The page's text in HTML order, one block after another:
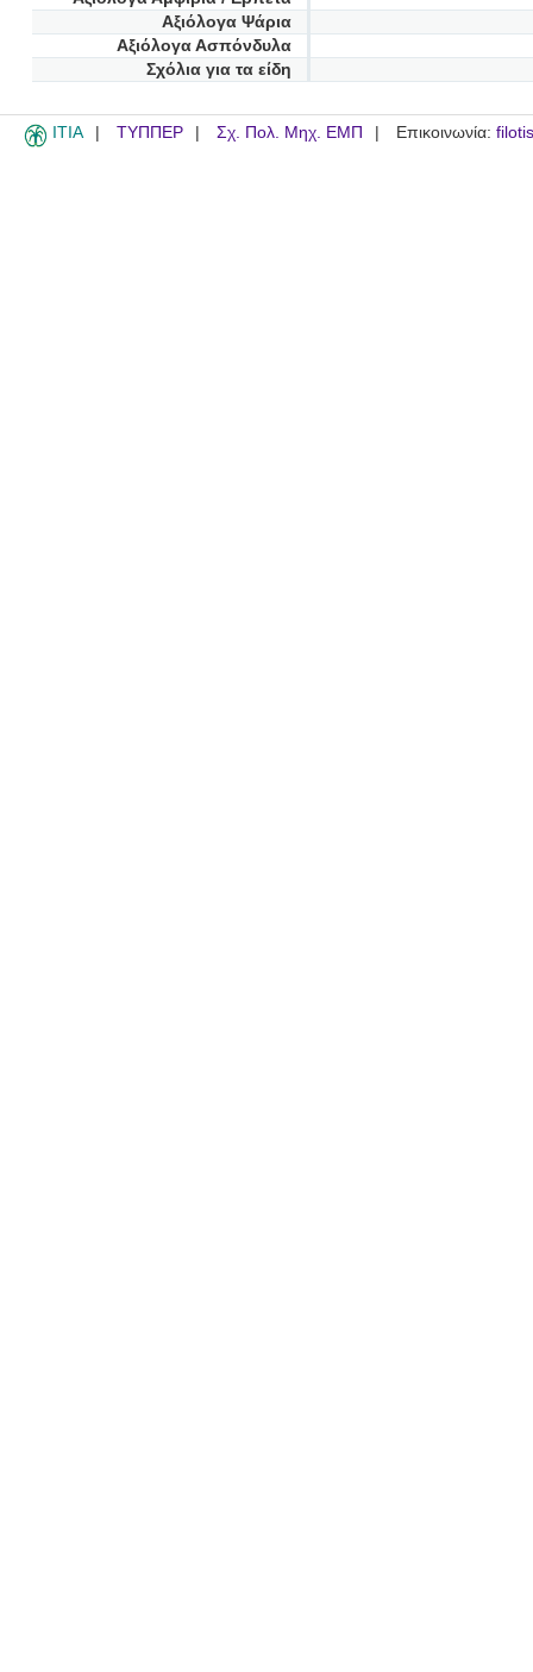
Αξιόλογα Ψάρια
Αξιόλογα Ασπόνδυλα
Σχόλια για τα είδη
ITIA ΤΥΠΠΕΡ Σχ. Πολ. Μηχ. ΕΜΠ Επικοινωνία: